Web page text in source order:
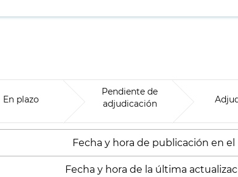
En plazo
Pendiente de
adjudicación
Fecha y hora de publicación en el
Fecha y hora de la última